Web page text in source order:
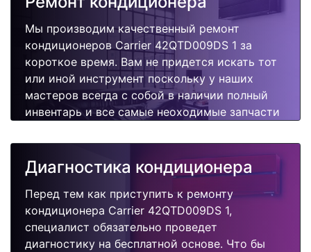
Мы производим качественный ремонт
кондиционеров Carrier 42QTD009DS 1 за
короткое время. Вам не придется искать тот
или иной инструмент поскольку у наших
мастеров всегда с собой в наличии полный
инвентарь и все самые неоходимые запчасти
быстро, качественно и недорого.
Диагностика кондиционера
Перед тем как приступить к ремонту
кондиционера Carrier 42QTD009DS 1,
специалист обязательно проведет
диагностику на бесплатной основе. Что бы